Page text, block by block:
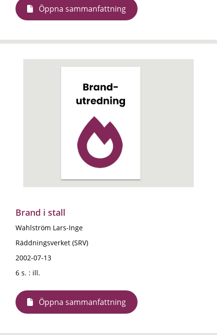
Öppna sammanfattning
Brand i stall
Wahlström Lars-Inge
Räddningsverket (SRV)
2002-07-13
6 s. : ill.
Öppna sammanfattning